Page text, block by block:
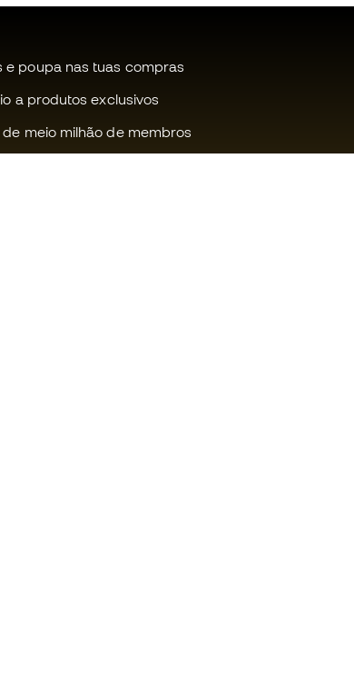
e poupa nas tuas compras
a produtos exclusivos
meio milhão de membros